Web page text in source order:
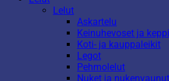
Lelut
Askartelu
Keinuhevoset ja
Koti- ja kauppaleikit
Legot
Pehmolelut
Nuket ja nukenvaunut